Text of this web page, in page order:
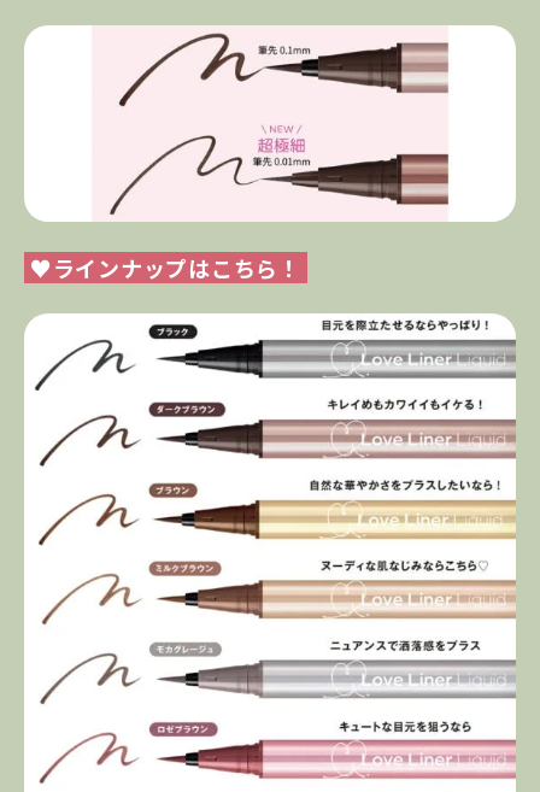
♥ラインナップはこちら！